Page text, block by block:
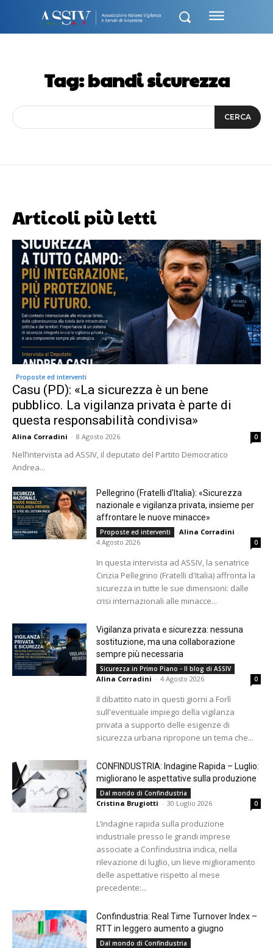
Tag:bandi sicurezza
CERCA
Articoli più letti
Proposte ed interventi
Casu (PD): «La sicurezza è un bene
pubblico. La vigilanza privata è parte di
questa responsabilità condivisa»
Alina Corradini - 8 Agosto 2026 0
Nell’intervista ad ASSIV, il deputato del Partito Democratico
Andrea...
Pellegrino (Fratelli d’Italia): «Sicurezza
nazionale e vigilanza privata, insieme per
affrontare le nuove minacce»
Proposte ed interventi Alina Corradini -
4 Agosto 2026
0
In questa intervista ad ASSIV, la senatrice
Cinzia Pellegrino (Fratelli d'Italia) affronta la
sicurezza in tutte le sue dimensioni: dalle
crisi internazionali alle minacce...
Vigilanza privata e sicurezza: nessuna
sostituzione, ma una collaborazione
sempre più necessaria
Sicurezza in Primo Piano - Il blog di ASSIV
Alina Corradini - 4 Agosto 2026 0
Il dibattito nato in questi giorni a Forlì
sull'eventuale impiego della vigilanza
privata a supporto delle esigenze di
sicurezza urbana ripropone un tema che...
CONFINDUSTRIA: Indagine Rapida – Luglio:
migliorano le aspettative sulla produzione
Dal mondo di Confindustria
Cristina Brugiotti - 30 Luglio 2026 0
L’indagine rapida sulla produzione
industriale presso le grandi imprese
associate a Confindustria indica, nella
rilevazione di luglio, un lieve miglioramento
delle aspettative rispetto al mese
precedente:...
Confindustria: Real Time Turnover Index –
RTT in leggero aumento a giugno
Dal mondo di Confindustria